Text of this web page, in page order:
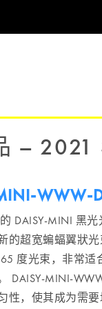
– 2021
WWW-
DAISY-MINI 黑
的超宽蝙蝠翼狀
度光束，非常适
DAISY-MINI-
性，使其成为需